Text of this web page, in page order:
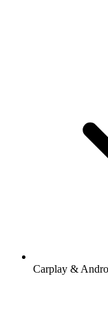
Carplay &